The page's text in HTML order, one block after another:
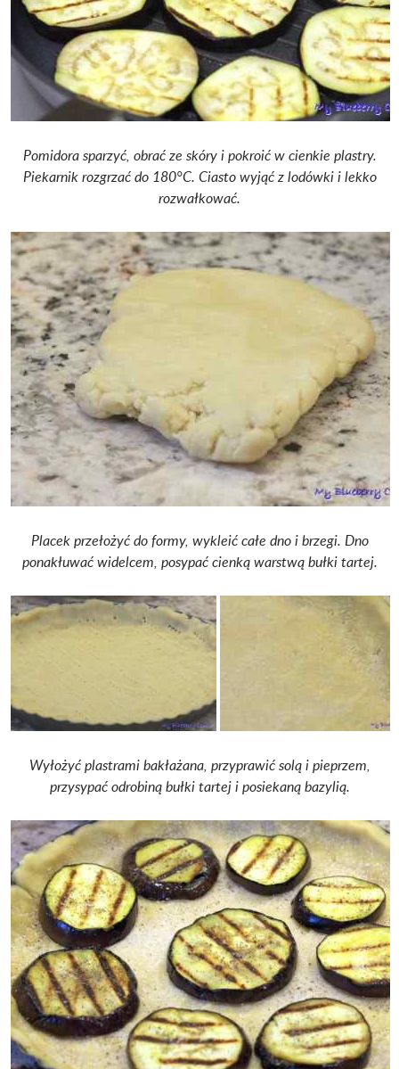
Pomidora sparzyć, obrać ze skóry i pokroić w cienkie plastry.
Piekarnik rozgrzać do 180°C. Ciasto wyjąć z lodówki i lekko
rozwałkować.
Placek przełożyć do formy, wykleić całe dno i brzegi. Dno
ponakłuwać widelcem, posypać cienką warstwą bułki tartej.
Wyłożyć plastrami bakłażana, przyprawić solą i pieprzem,
przysypać odrobiną bułki tartej i posiekaną bazylią.